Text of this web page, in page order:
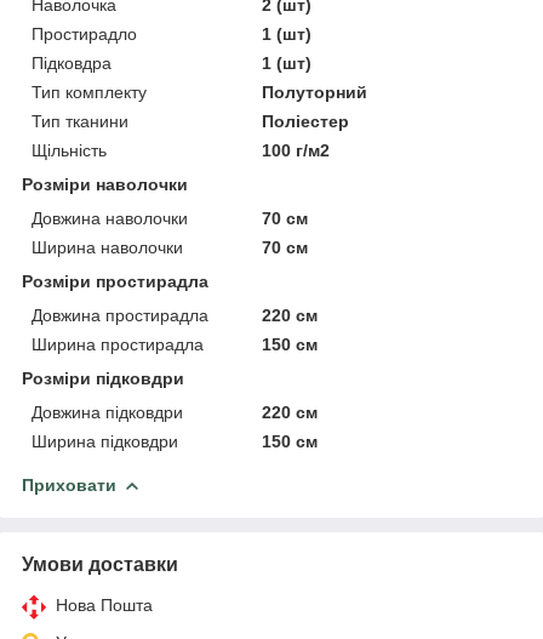
Наволочка
2 (шт)
Простирадло
1 (шт)
Підковдра
1 (шт)
Тип комплекту
Полуторний
Тип тканини
Поліестер
Щільність
100 г/м2
Розміри наволочки
Довжина наволочки
70 см
Ширина наволочки
70 см
Розміри простирадла
Довжина простирадла
220 см
Ширина простирадла
150 см
Розміри підковдри
Довжина підковдри
220 см
Ширина підковдри
150 см
Приховати
Умови доставки
Нова Пошта